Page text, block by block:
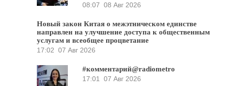
08:07 08 Авг 2026
Новый закон Китая о межэтническом единстве
направлен на улучшение доступа к общественным
услугам и всеобщее процветание
17:02 07 Авг 2026
#комментарий@radiometro
17:01
07 Авг 2026